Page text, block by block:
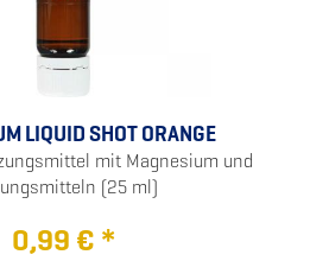
LIQUID SHOT ORANGE
mit Magnesium und
(25 ml)
0,99 € *